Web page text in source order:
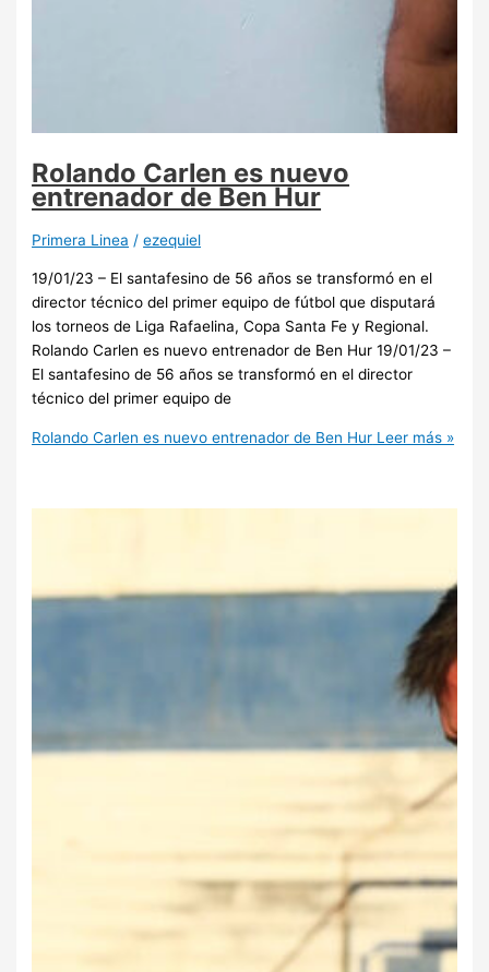
Rolando Carlen es nuevo
entrenador de Ben Hur
Primera Linea /ezequiel
19/01/23 – El santafesino de 56 años se transformó en el
director técnico del primer equipo de fútbol que disputará
los torneos de Liga Rafaelina, Copa Santa Fe y Regional.
Rolando Carlen es nuevo entrenador de Ben Hur 19/01/23 –
El santafesino de 56 años se transformó en el director
técnico del primer equipo de
Rolando Carlen es nuevo entrenador de Ben Hur Leer más »